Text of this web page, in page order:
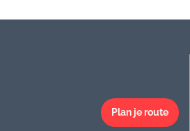
Plan je route